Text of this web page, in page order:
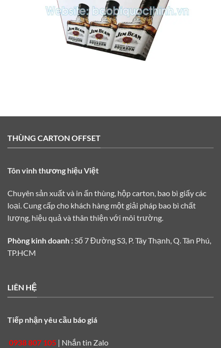
THÙNG CARTON OFFSET
Tôn vinh thương hiệu Việt
Chuyên sản xuất và in ấn thùng, hộp carton, bao bì giấy các
loại. Cung cấp cho khách hàng một giải pháp bao bì chất
lượng, hiệu quả và thân thiện với môi trường.
Phòng kinh doanh :Số 7 Đường S3, P. Tây Thạnh, Q. Tân Phú,
TP.HCM
LIÊN HỆ
Tiếp nhận yêu cầu báo giá
0938 807 105 | Nhắn tin Zalo